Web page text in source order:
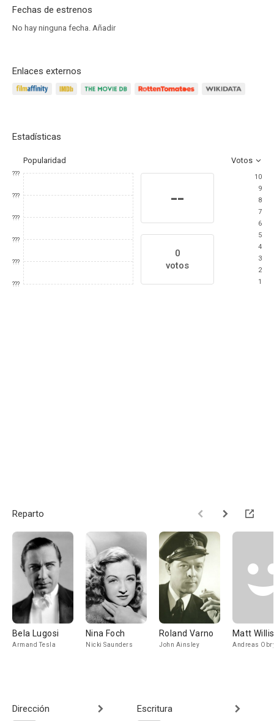
Fechas de estrenos
No hay ninguna fecha. Añadir
Enlaces externos
Estadísticas
Popularidad Votos
???
???
???
???
???
???
--
0
votos
10
9
8
7
6
5
4
3
2
1
Reparto
Bela Lugosi
Armand Tesla
Nina Foch
Nicki Saunders
Roland Varno
John Ainsley
Matt Willis
Andreas
Dirección Escritura